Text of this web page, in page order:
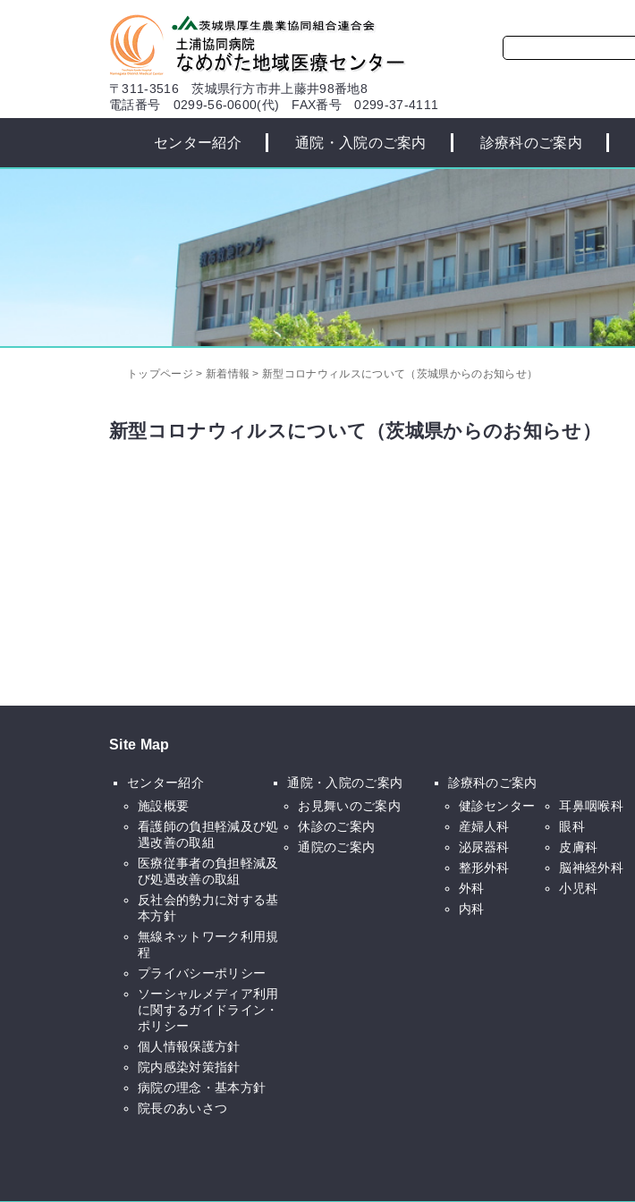
〒311-3516 茨城県行方市井上藤井98番地8
電話番号 0299-56-0600(代)
FAX番号 0299-37-4111
センター紹介 通院・入院のご案内 診療科のご案内
トップページ > 新着情報 > 新型コロナウィルスについて（茨城県からのお知らせ）
新型コロナウィルスについて（茨城県からのお知らせ）
Site Map
センター紹介
施設概要
看護師の負担軽減及び処
遇改善の取組
医療従事者の負担軽減及
び処遇改善の取組
反社会的勢力に対する基
本方針
無線ネットワーク利用規
程
プライバシーポリシー
ソーシャルメディア利用
に関するガイドライン・
ポリシー
個人情報保護方針
院内感染対策指針
病院の理念・基本方針
院長のあいさつ
通院・入院のご案内
お見舞いのご案内
休診のご案内
通院のご案内
診療科のご案内
健診センター
耳鼻咽喉科
産婦人科
眼科
泌尿器科
皮膚科
整形外科
脳神経外科
外科
小児科
内科